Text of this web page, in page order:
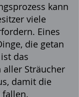
kann
viele
Eines
die getan
das
aller Sträucher
damit die
fallen.